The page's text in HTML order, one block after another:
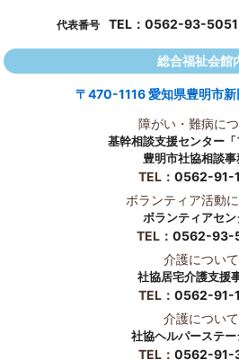
代表番号 TEL： 0562-93-5051
総合福祉会館
〒470-1116 愛知県豊明市
障がい・難病に
基幹相談支援センター「
豊明市社協相談
TEL： 0562-91-
ボランティア活動
ボランティアセ
TEL： 0562-93-
介護について
社協居宅介護支援
TEL： 0562-91-
介護について
社協ヘルパーステ
TEL： 0562-91-